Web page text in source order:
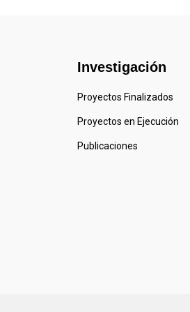
Investigación
Proyectos Finalizados
Proyectos en Ejecución
Publicaciones